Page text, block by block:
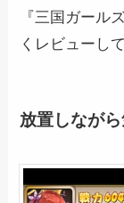
『三国ガール
くレビューし
放置しなが